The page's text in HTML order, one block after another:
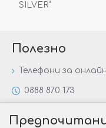
SILVER“
Полезно
Телефони за
0888 870 173